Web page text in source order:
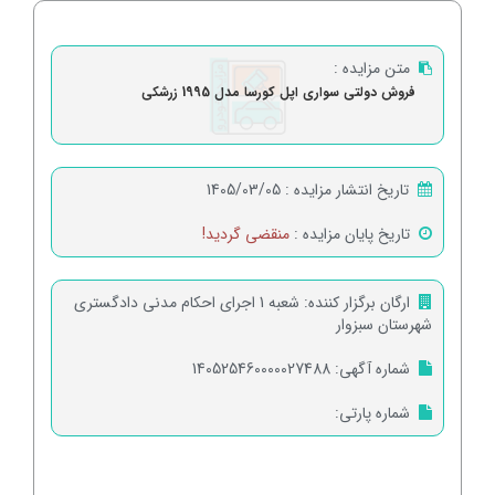
متن مزایده :
فروش دولتی سواری اپل کورسا مدل 1995 زرشکی
تاریخ انتشار مزایده : 1405/03/05
تاریخ پایان مزایده : منقضی گردید!
ارگان برگزار کننده:
شعبه 1 اجرای احکام مدنی دادگستری
شهرستان سبزوار
شماره آگهی: 140525460000027488
شماره پارتی: